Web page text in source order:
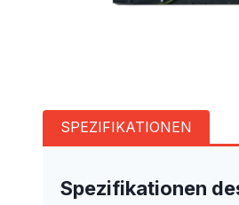
SPEZIFIKATIONEN
Spezifikationen